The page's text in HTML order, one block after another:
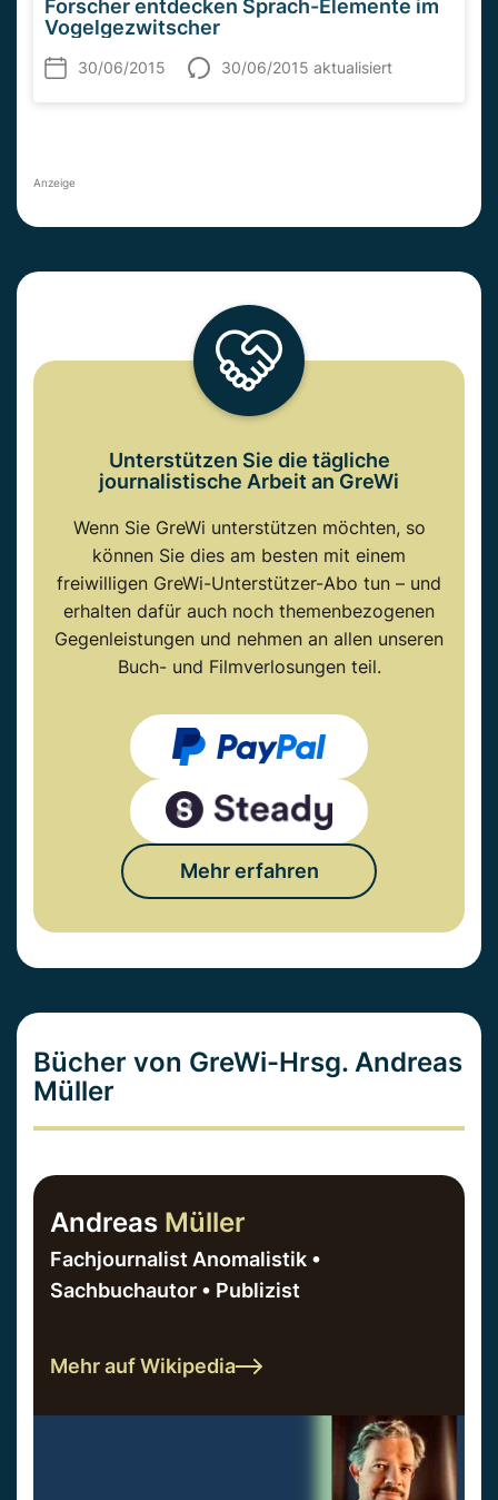
Forscher entdecken Sprach-Elemente im
Vogelgezwitscher
30/06/2015 30/06/2015 aktualisiert
Anzeige
Unterstützen Sie die tägliche
journalistische Arbeit an GreWi
Wenn Sie GreWi unterstützen möchten, so
können Sie dies am besten mit einem
freiwilligen GreWi-Unterstützer-Abo tun – und
erhalten dafür auch noch themenbezogenen
Gegenleistungen und nehmen an allen unseren
Buch- und Filmverlosungen teil.
Mehr erfahren
Bücher von GreWi-Hrsg. Andreas
Müller
Andreas Müller
Fachjournalist Anomalistik •
Sachbuchautor • Publizist
Mehr auf Wikipedia